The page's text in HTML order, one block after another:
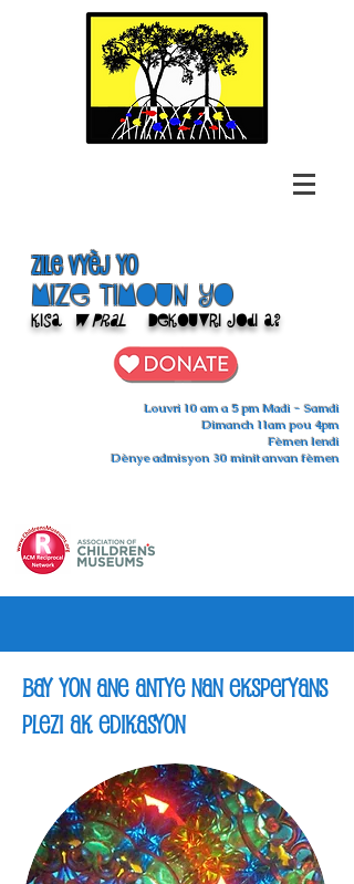
Zile Vyèj yo
Mize Timoun yo
Kisa w pral Dekouvri jodi a?
Louvri 10 am a 5 pm Madi - Samdi
Dimanch 11am pou 4pm
Fèmen lendi
Dènye admisyon 30 minit anvan fèmen
bay yon ane antye nan eksperyans
plezi ak edikasyon